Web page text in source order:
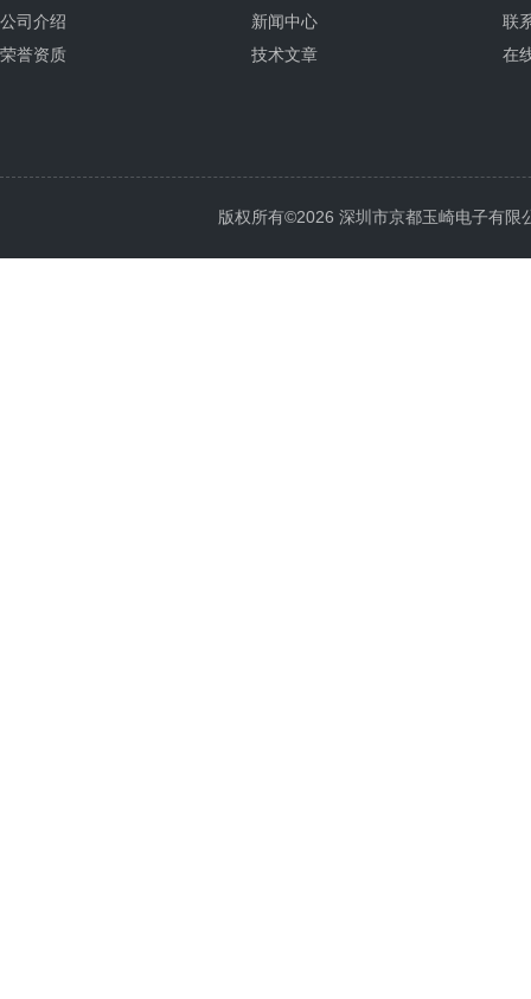
公司介绍
荣誉资质
新闻中心
技术文章
联
在
版权所有©2026 深圳市京都玉崎电子有